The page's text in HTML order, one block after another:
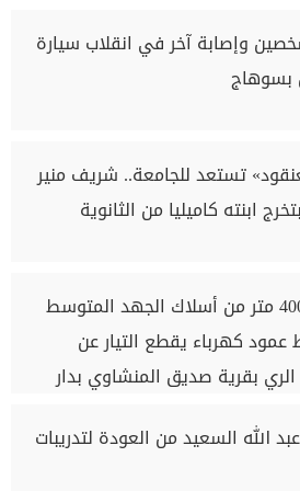
وإصابة آخر في انقلاب سيارة
بسوهاج
تستعد للجامعة.. شريف منير
ابنته كاميليا من الثانوية
سرقة 400 متر من أسلاك الجهد المتوسط
كهرباء يقطع التيار عن
بقرية صديق المنشاوي بدار
الله السعيد من العودة لتدريبات